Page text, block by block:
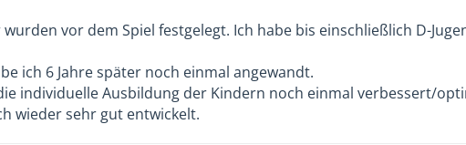
vor dem Spiel festgelegt. Ich habe bis einschließlich D-
ich 6 Jahre später noch einmal angewandt.
individuelle Ausbildung der Kindern noch einmal verbessert/
wieder sehr gut entwickelt.